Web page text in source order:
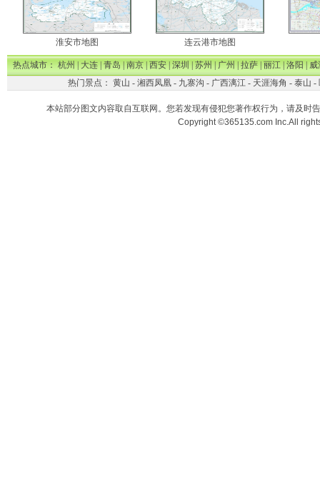
淮安市地图 连云港市地图
热点城市：杭州|大连|青岛|南京|西安|深圳|苏州|广州|拉萨|丽江|洛阳|威
热门景点： 黄山 - 湘西凤凰- 九寨沟 - 广西漓江- 天涯海角 - 泰山 -
本站部分图文内容取自互联网。您若发现有侵犯您著作权行为，请及时
Copyright ©365135.com Inc.All